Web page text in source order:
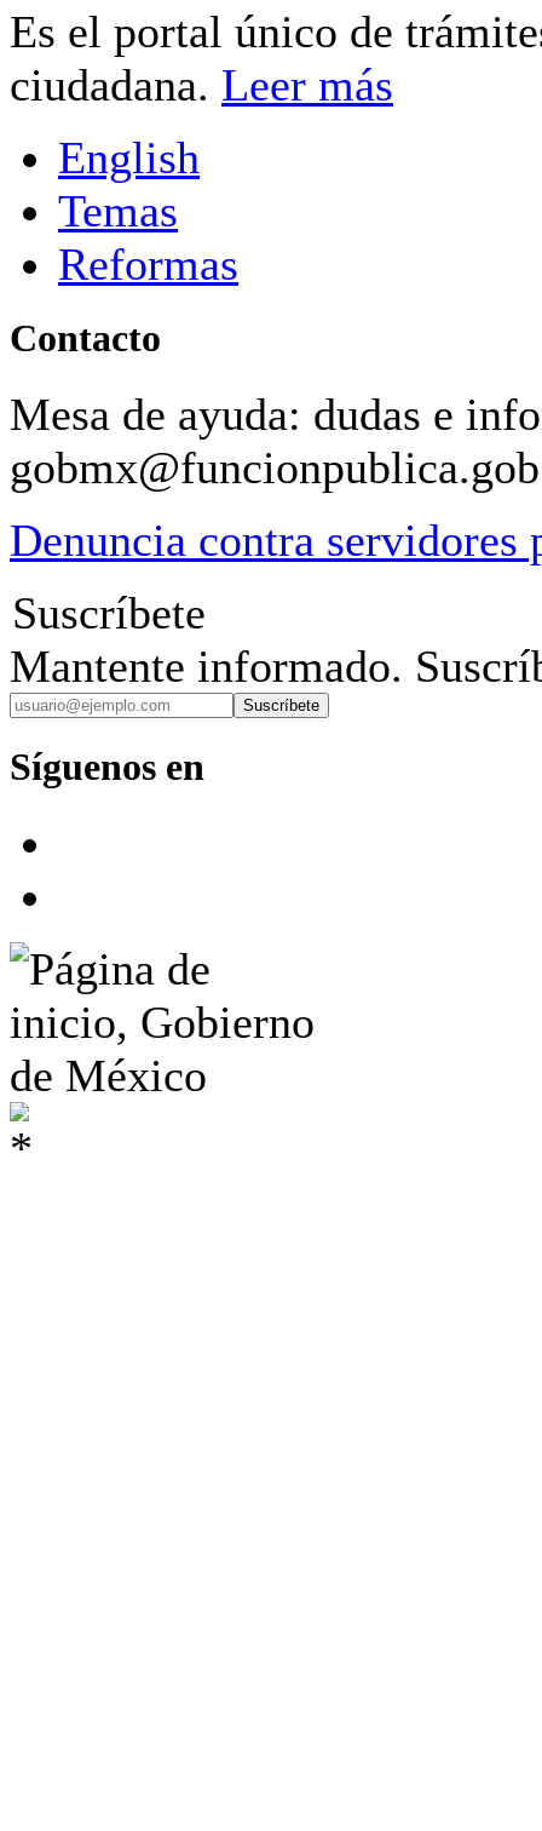
Es el portal único de
ciudadana. Leer más
English
Temas
Reformas
Contacto
Mesa de ayuda: dudas e
Denuncia contra servidores
Suscríbete
Mantente informado.
Suscríbete
Síguenos en